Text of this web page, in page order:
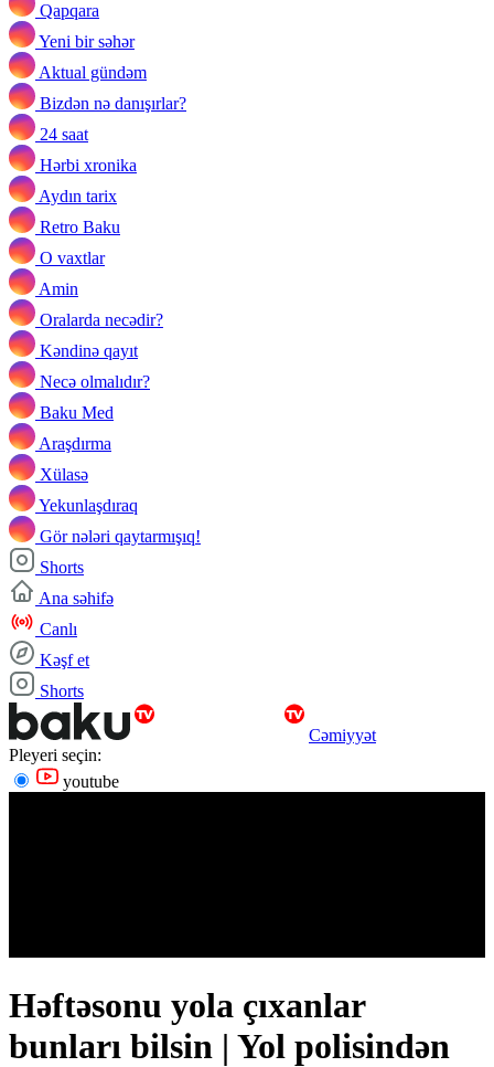
Qapqara
Yeni bir səhər
Aktual gündəm
Bizdən nə danışırlar?
24 saat
Hərbi xronika
Aydın tarix
Retro Baku
O vaxtlar
Amin
Oralarda necədir?
Kəndinə qayıt
Necə olmalıdır?
Baku Med
Araşdırma
Xülasə
Yekunlaşdıraq
Gör nələri qaytarmışıq!
Shorts
Ana səhifə
Canlı
Kəşf et
Shorts
Cəmiyyət
Pleyeri seçin:
youtube
Həftəsonu yola çıxanlar
bunları bilsin | Yol polisindən